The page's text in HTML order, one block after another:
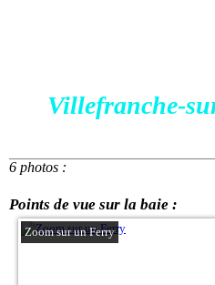
Villefranche-
6 photos :
Points de vue sur la baie :
Zoom sur un Ferry